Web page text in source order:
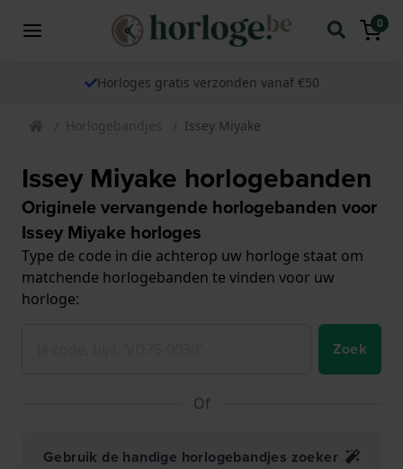
0
Horloges gratis verzonden vanaf €50
Horlogebandjes Issey Miyake
Issey Miyake horlogebanden
Originele vervangende horlogebanden voor
Issey Miyake horloges
Type de code in die achterop uw horloge staat om
matchende horlogebanden te vinden voor uw
horloge:
Zoek
Of
Gebruik de handige horlogebandjes zoeker